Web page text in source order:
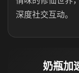
深度社交互动。
奶瓶加